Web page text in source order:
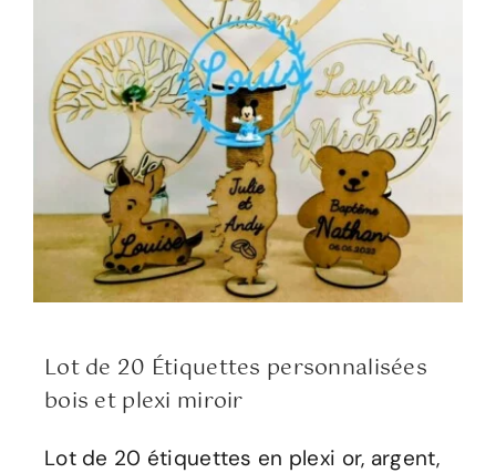
Panier WooCommerce
WooCommerce Mon Compte
Lot de 20 Étiquettes personnalisées
bois et plexi miroir
Lot de 20 étiquettes en plexi or, argent,